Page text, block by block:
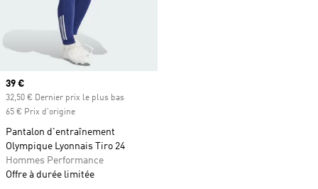
Prix actuel
39 €
32,50 € Dernier prix le plus bas
65 € Prix d'origine
Pantalon d'entraînement
Olympique Lyonnais Tiro 24
Hommes Performance
Offre à durée limitée